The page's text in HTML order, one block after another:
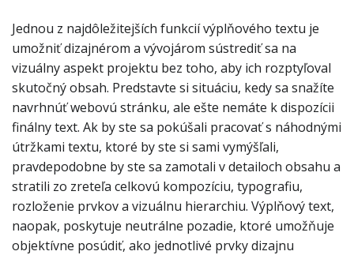
Jednou z najdôležitejších funkcií výplňového textu je
umožniť dizajnérom a vývojárom sústrediť sa na
vizuálny aspekt projektu bez toho, aby ich rozptyľoval
skutočný obsah. Predstavte si situáciu, kedy sa snažíte
navrhnúť webovú stránku, ale ešte nemáte k dispozícii
finálny text. Ak by ste sa pokúšali pracovať s náhodnými
útržkami textu, ktoré by ste si sami vymýšľali,
pravdepodobne by ste sa zamotali v detailoch obsahu a
stratili zo zreteľa celkovú kompozíciu, typografiu,
rozloženie prvkov a vizuálnu hierarchiu. Výplňový text,
naopak, poskytuje neutrálne pozadie, ktoré umožňuje
objektívne posúdiť, ako jednotlivé prvky dizajnu